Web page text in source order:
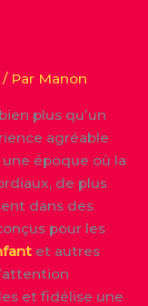
/ Par Manon
plus qu’un
agréable
époque où la
de plus
dans des
pour les
et autres
et fidélise une